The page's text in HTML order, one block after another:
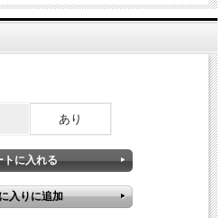
あり